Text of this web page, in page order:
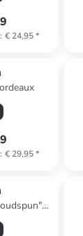
: € 24,95*
: € 29,95*